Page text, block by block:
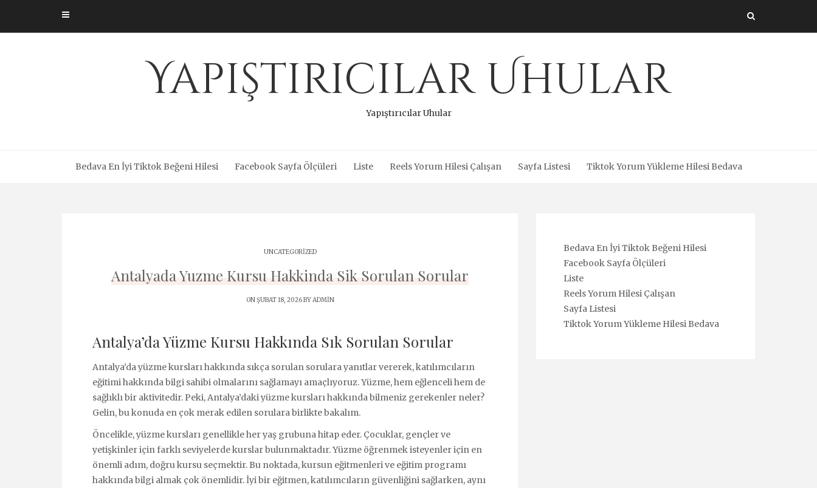
content
Yapıştırıcılar Uhular
Yapıştırıcılar Uhular
Bedava En İyi Tiktok Beğeni Hilesi Facebook Sayfa Ölçüleri Liste Reels Yorum Hilesi Çalışan Sayfa Listesi Tiktok Yorum Yükleme Hilesi Bedava
UNCATEGORIZED
Antalyada Yuzme Kursu Hakkinda Sik Sorulan Sorular
ON ŞUBAT 18, 2026 BYADMIN
Antalya’da Yüzme Kursu Hakkında Sık Sorulan Sorular
Antalya’da yüzme kursları hakkında sıkça sorulan sorulara yanıtlar vererek, katılımcıların
eğitimi hakkında bilgi sahibi olmalarını sağlamayı amaçlıyoruz. Yüzme, hem eğlenceli hem de
sağlıklı bir aktivitedir. Peki, Antalya’daki yüzme kursları hakkında bilmeniz gerekenler neler?
Gelin, bu konuda en çok merak edilen sorulara birlikte bakalım.
Öncelikle, yüzme kursları genellikle her yaş grubuna hitap eder. Çocuklar, gençler ve
yetişkinler için farklı seviyelerde kurslar bulunmaktadır. Yüzme öğrenmek isteyenler için en
önemli adım, doğru kursu seçmektir. Bu noktada, kursun eğitmenleri ve eğitim programı
hakkında bilgi almak çok önemlidir. İyi bir eğitmen, katılımcıların güvenliğini sağlarken, aynı
Bedava En İyi Tiktok Beğeni Hilesi
Facebook Sayfa Ölçüleri
Liste
Reels Yorum Hilesi Çalışan
Sayfa Listesi
Tiktok Yorum Yükleme Hilesi Bedava